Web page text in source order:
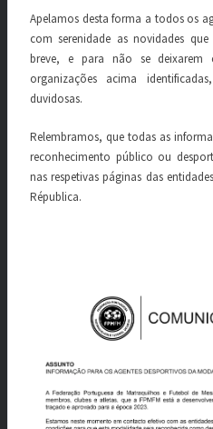
Apelamos desta forma a todos os
com serenidade as novidades
breve, e para não se deixarem
organizações acima
duvidosas.
Relembramos, que todas as
reconhecimento público ou
nas respetivas páginas das
Républica.